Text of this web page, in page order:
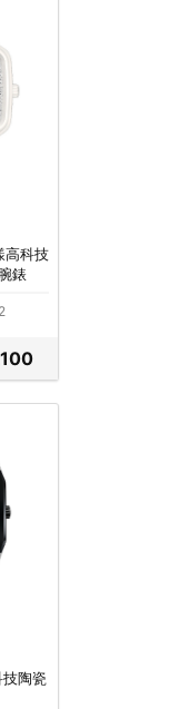
高科技
錶
陶瓷